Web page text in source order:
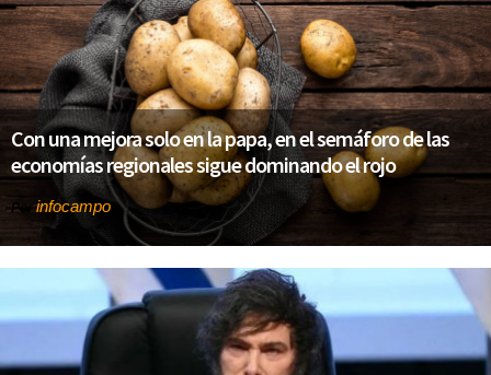
Con una mejora solo en la papa, en el semáforo de las
economías regionales sigue dominando el rojo
Porinfocampo